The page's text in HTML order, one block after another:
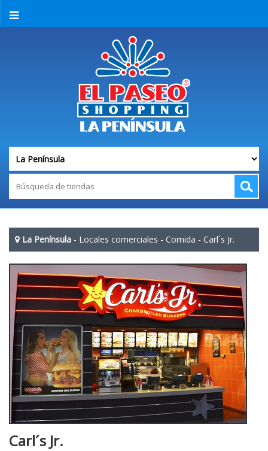
La Península - Locales comerciales - Comida - Carl´s Jr.
Carl´s Jr.